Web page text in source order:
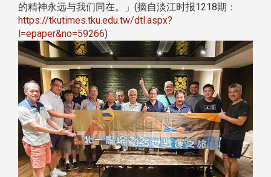
的精神永远与我们同在。」(摘自淡江时报1218期：
https://tkutimes.tku.edu.tw/dtl.aspx?
l=epaper&no=59266)